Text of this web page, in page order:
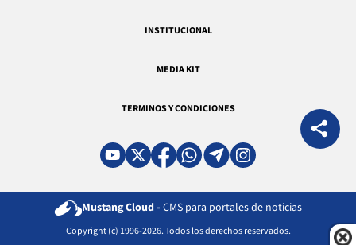
INSTITUCIONAL
MEDIA KIT
TERMINOS Y CONDICIONES
Mustang Cloud - CMS para portales de noticias
Copyright (c) 1996-2026. Todos los derechos reservados.